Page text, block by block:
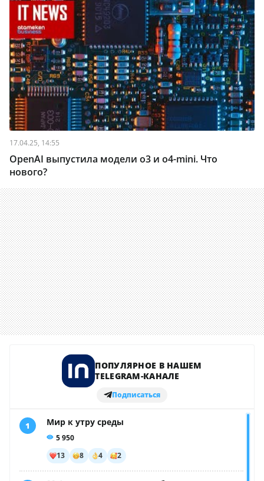
17.04.25, 14:55
OpenAI выпустила модели о3 и o4-mini. Что
нового?